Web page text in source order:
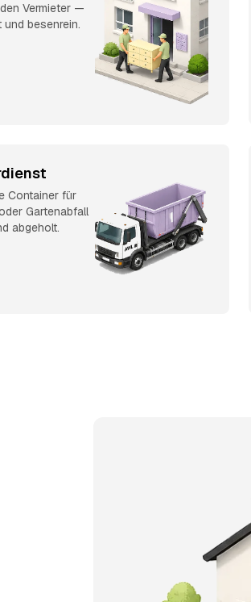
Vermieter —
und besenrein.
Container für
Gartenabfall
abgeholt.